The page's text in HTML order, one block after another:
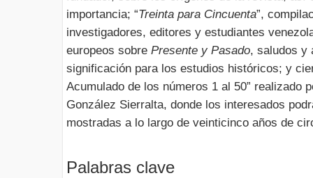
importancia; “Treinta para Cincuenta”,
investigadores, editores y estudiantes
europeos sobre Presente y Pasado, saludos y
significación para los estudios históricos; y
Acumulado de los números 1 al 50” realizado
González Sierralta, donde los interesados
mostradas a lo largo de veinticinco años de
Palabras clave